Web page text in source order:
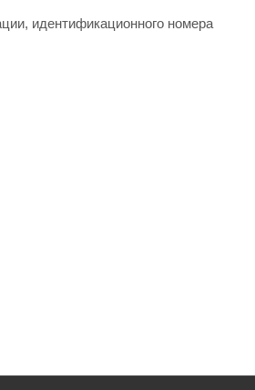
идентификационного номера